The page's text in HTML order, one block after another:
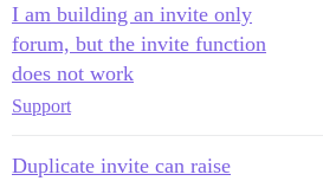
I am building an invite only
forum, but the invite function
does not work
Support
Duplicate invite can raise